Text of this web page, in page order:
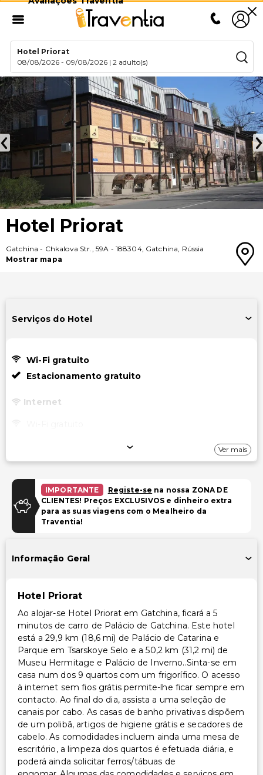
Hotel Priorat
08/08/2026 - 09/08/2026 |2 adulto(s)
Hotel Priorat
Gatchina - Chkalova Str., 59A - 188304, Gatchina, Rússia
Mostrar mapa
Serviços do Hotel
Wi-Fi gratuito
Estacionamento gratuito
Internet
Outros serviços
Cofre na recepção
Serviço de lavanderia/lavagem a seco
Ver mais
IMPORTANTE Registe-se na nossa ZONA DE
CLIENTES! Preços EXCLUSIVOS e dinheiro extra
para as suas viagens com o Mealheiro da
Traventia!
Informação Geral
Hotel Priorat
Ao alojar-se Hotel Priorat em Gatchina, ficará a 5
minutos de carro de Palácio de Gatchina. Este hotel
está a 29,9 km (18,6 mi) de Palácio de Catarina e
Parque em Tsarskoye Selo e a 50,2 km (31,2 mi) de
Museu Hermitage e Palácio de Inverno..Sinta-se em
casa num dos 9 quartos com um frigorífico. O acesso
à internet sem fios grátis permite-lhe ficar sempre em
contacto. Ao final do dia, assista a uma seleção de
canais por cabo. As casas de banho privativas dispõem
de um polibã, artigos de higiene grátis e secadores de
cabelo. As comodidades incluem ainda uma mesa de
escritório, a limpeza dos quartos é efetuada diária, e
poderá ainda solicitar ferros/tábuas de